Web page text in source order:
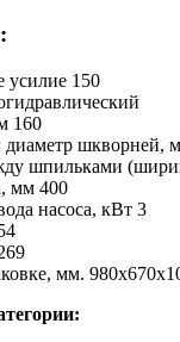
усилие 150
160
шкворней,
шпильками
мм 400
насоса, кВт 3
мм.